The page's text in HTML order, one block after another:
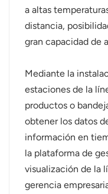
a altas
distancia,
gran capacidad de
Mediante la
estaciones de la
productos o
obtener los datos
información en
la plataforma de
visualización de la
gerencia